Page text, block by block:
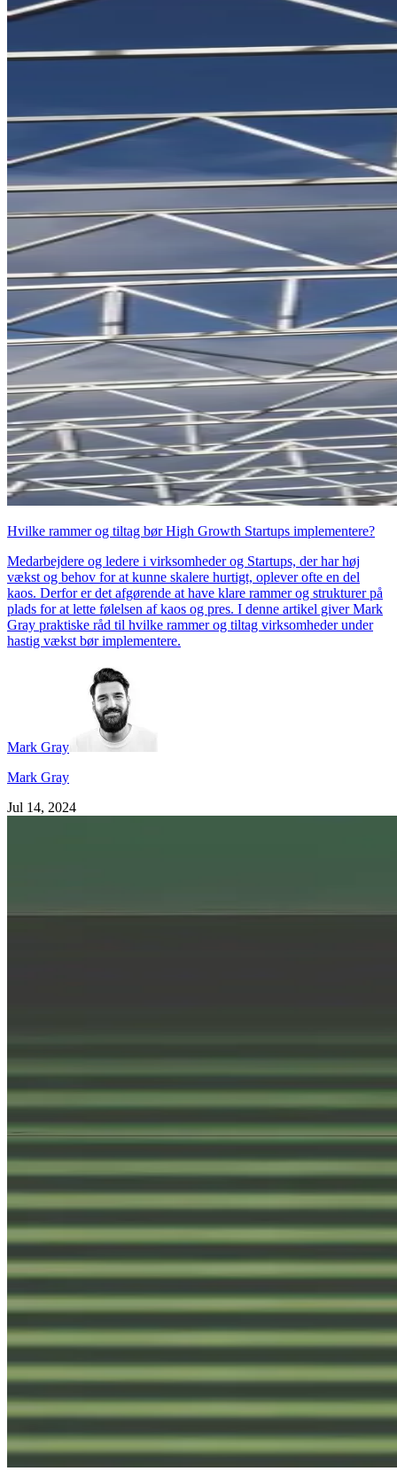
Hvilke rammer og tiltag bør High Growth Startups implementere?
Medarbejdere og ledere i virksomheder og Startups, der har høj
vækst og behov for at kunne skalere hurtigt, oplever ofte en del
kaos. Derfor er det afgørende at have klare rammer og strukturer på
plads for at lette følelsen af kaos og pres. I denne artikel giver Mark
Gray praktiske råd til hvilke rammer og tiltag virksomheder under
hastig vækst bør implementere.
Mark Gray
Mark Gray
Jul 14, 2024